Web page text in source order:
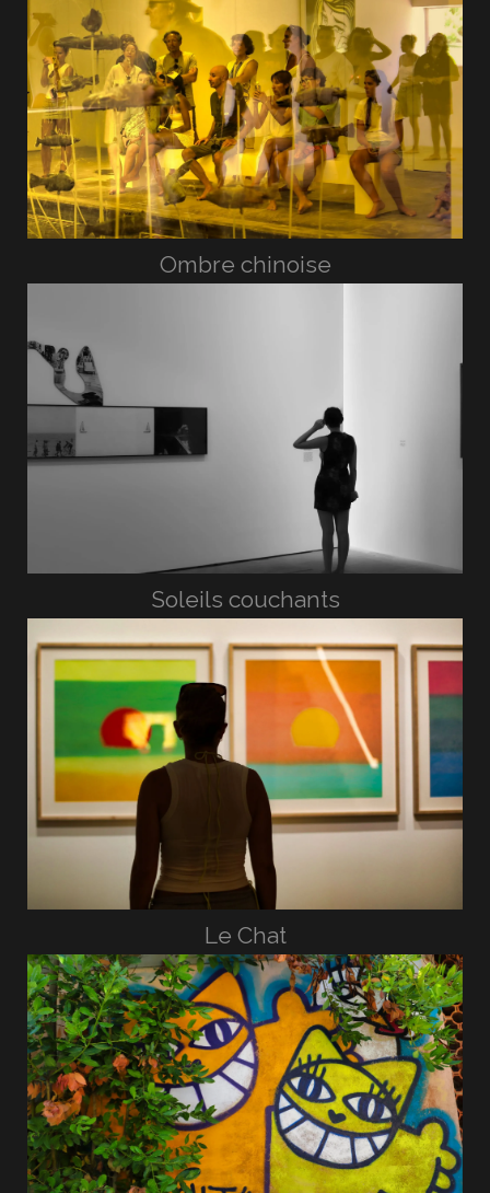
Ombre chinoise
Soleils couchants
Le Chat